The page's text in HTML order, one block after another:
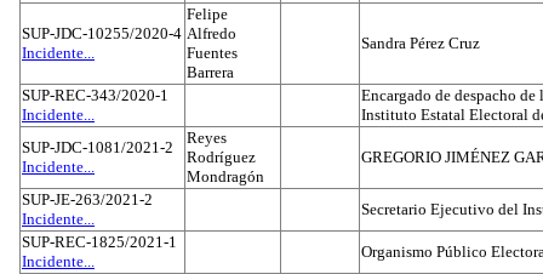
SUP-JDC-10255/2020-4
Incidente...
Felipe
Alfredo
Fuentes
Barrera
Sandra Pérez Cruz
SUP-REC-343/2020-1
Incidente...
Encargado de despacho
Instituto Estatal Electoral
SUP-JDC-1081/2021-2
Incidente...
Reyes
Rodríguez
Mondragón
GREGORIO JIMÉNEZ
SUP-JE-263/2021-2
Incidente...
Secretario Ejecutivo del
SUP-REC-1825/2021-1
Incidente...
Organismo Público